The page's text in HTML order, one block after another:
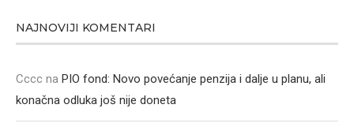
NAJNOVIJI KOMENTARI
Cccc na PIO fond: Novo povećanje penzija i dalje u planu, ali
konačna odluka još nije doneta